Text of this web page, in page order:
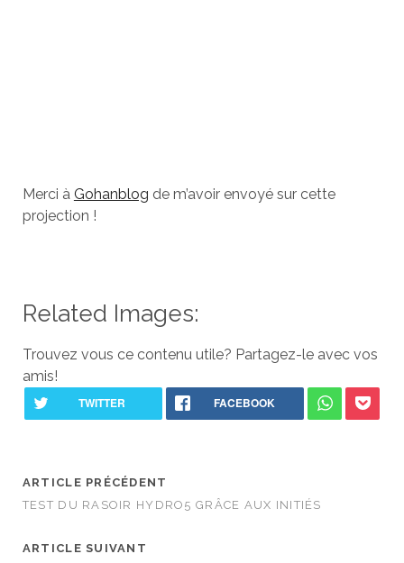
Merci à Gohanblog de m’avoir envoyé sur cette
projection !
Related Images:
Trouvez vous ce contenu utile? Partagez-le avec vos
amis!
ARTICLE PRÉCÉDENT
TEST DU RASOIR HYDRO5 GRÂCE AUX INITIÉS
ARTICLE SUIVANT